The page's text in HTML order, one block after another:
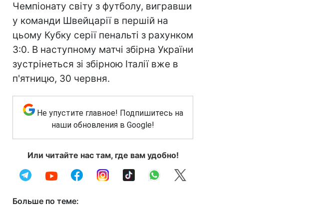
Чемпіонату світу з футболу, вигравши
у команди Швейцарії в першій на
цьому Кубку серії пенальті з рахунком
3:0. В наступному матчі збірна України
зустрінеться зі збірною Італії вже в
п'ятницю, 30 червня.
Не упустите главное! Подпишитесь на
наши обновления в Google!
Или читайте нас там, где вам удобно!
Больше по теме: